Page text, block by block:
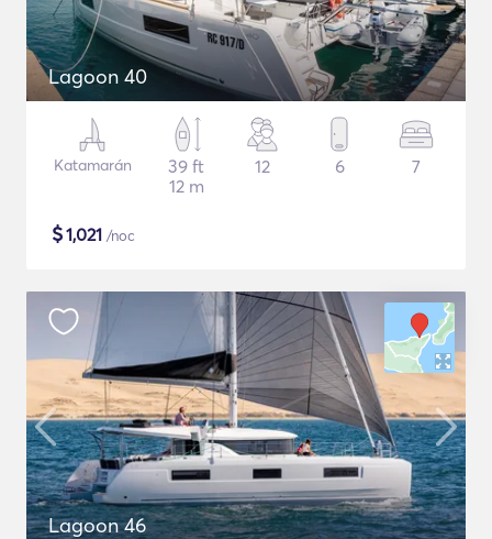
Lagoon 40
Katamarán
39 ft
12 m
12 6 7
$1,021 /noc
Lagoon 46